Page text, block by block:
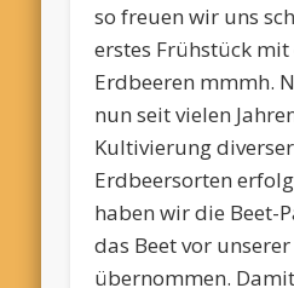
so freuen wir uns
erstes Frühstück mit
Erdbeeren mmmh.
nun seit vielen
Kultivierung
Erdbeersorten
haben wir die Beet-
das Beet vor unserer
übernommen.